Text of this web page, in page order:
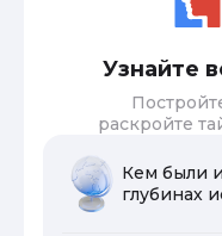
Узнайте
раскройте
Кем были
глубинах